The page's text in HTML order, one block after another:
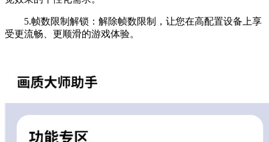
5.帧数限制解锁：解除帧数限制，让您在高配置设备上享
受更流畅、更顺滑的游戏体验。